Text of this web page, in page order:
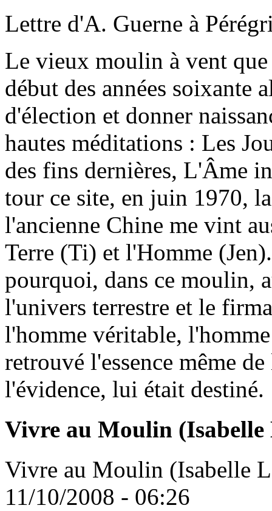
Lettre d'A. Guerne à
Le vieux moulin à vent
début des années
d'élection et donner
hautes méditations : Les
des fins dernières, L'Âme
tour ce site, en juin 1970,
l'ancienne Chine me vint
Terre (Ti) et l'Homme
pourquoi, dans ce moulin,
l'univers terrestre et le
l'homme véritable,
retrouvé l'essence même
l'évidence, lui était destiné.
Vivre au Moulin (Isabelle
Vivre au Moulin (Isabelle
11/10/2008 - 06:26